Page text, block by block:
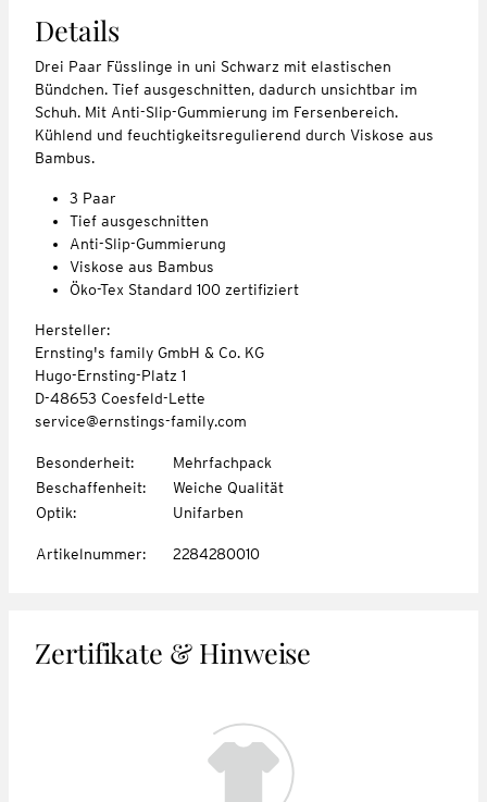
Details
Drei Paar Füsslinge in uni Schwarz mit elastischen
Bündchen. Tief ausgeschnitten, dadurch unsichtbar im
Schuh. Mit Anti-Slip-Gummierung im Fersenbereich.
Kühlend und feuchtigkeitsregulierend durch Viskose aus
Bambus.
3 Paar
Tief ausgeschnitten
Anti-Slip-Gummierung
Viskose aus Bambus
Öko-Tex Standard 100 zertifiziert
Hersteller:
Ernsting's family GmbH & Co. KG
Hugo-Ernsting-Platz 1
D-48653 Coesfeld-Lette
service@ernstings-family.com
Besonderheit:
Mehrfachpack
Beschaffenheit:
Weiche Qualität
Optik: Unifarben
Artikelnummer: 2284280010
Zertifikate & Hinweise